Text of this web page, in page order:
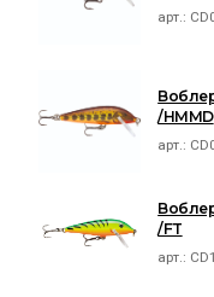
арт.:
/HMMD
арт.:
Воблер
/FT
арт.: